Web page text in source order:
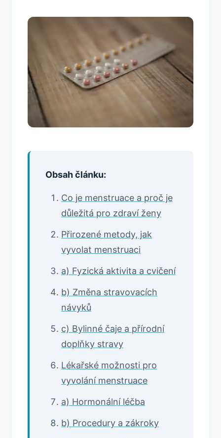
Obsah článku:
Co je menstruace a proč je
důležitá pro zdraví ženy
Přirozené metody, jak
vyvolat menstruaci
a) Fyzická aktivita a cvičení
b) Změna stravovacích
návyků
c) Bylinné čaje a přírodní
doplňky stravy
Lékařské možnosti pro
vyvolání menstruace
a) Hormonální léčba
b) Procedury a zákroky